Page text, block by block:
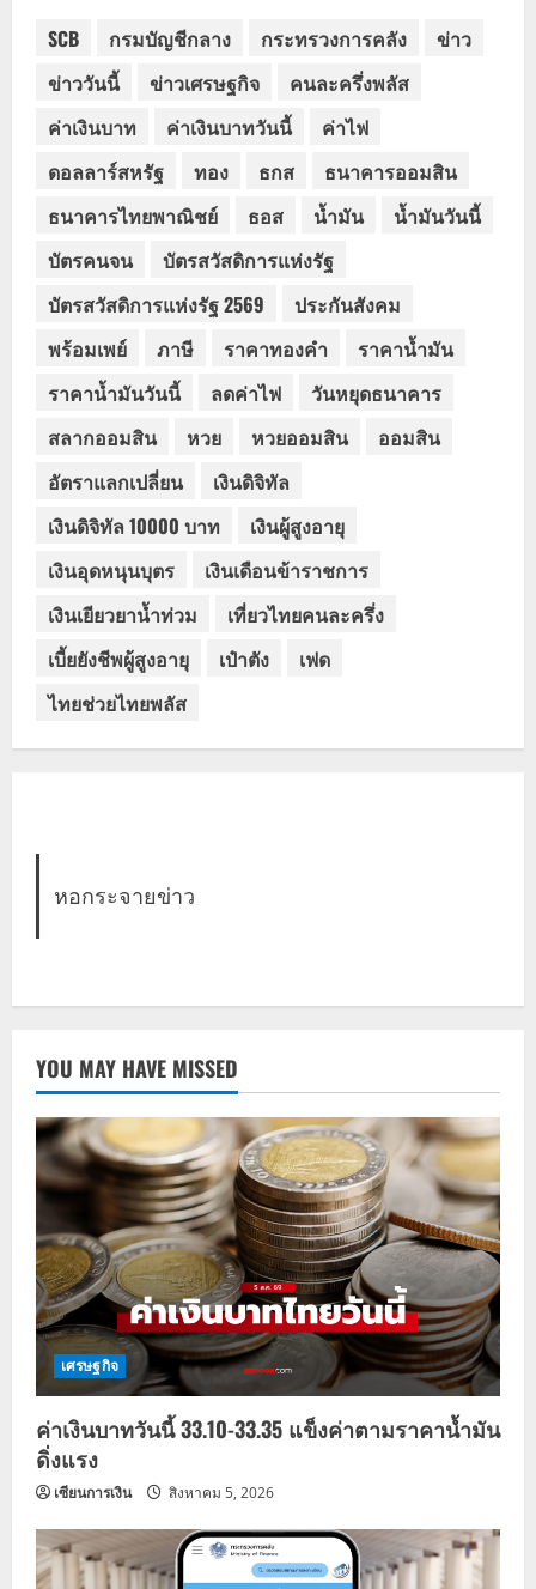
SCB กรมบัญชีกลาง กระทรวงการคลัง
ข่าว
ข่าววันนี้
ข่าวเศรษฐกิจ
คนละครึ่งพลัส
ค่าเงินบาท
ค่าเงินบาทวันนี้
ค่าไฟ
ดอลลาร์สหรัฐ
ทอง ธกส
ธนาคารออมสิน
ธนาคารไทยพาณิชย์
ธอส น้ำมัน
น้ำมันวันนี้
บัตรคนจน
บัตรสวัสดิการแห่งรัฐ
บัตรสวัสดิการแห่งรัฐ 2569
ประกันสังคม
พร้อมเพย์
ภาษี ราคาทองคำ
ราคาน้ำมัน
ราคาน้ำมันวันนี้
ลดค่าไฟ
วันหยุดธนาคาร
สลากออมสิน
หวย หวยออมสิน
ออมสิน
อัตราแลกเปลี่ยน
เงินดิจิทัล
เงินดิจิทัล 10000 บาท
เงินผู้สูงอายุ
เงินอุดหนุนบุตร
เงินเดือนข้าราชการ
เงินเยียวยาน้ำท่วม
เที่ยวไทยคนละครึ่ง
เบี้ยยังชีพผู้สูงอายุ
เป๋าตัง
เฟด
ไทยช่วยไทยพลัส
หอกระจายข่าว
YOU MAY HAVE MISSED
เศรษฐกิจ
ค่าเงินบาทวันนี้ 33.10-33.35 แข็งค่าตามราคาน้ำมัน
ดิ่งแรง
เซียนการเงิน สิงหาคม 5, 2026